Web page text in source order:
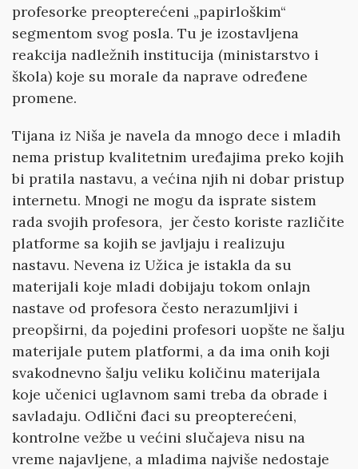
profesorke preopterećeni „papirloškim“
segmentom svog posla. Tu je izostavljena
reakcija nadležnih institucija (ministarstvo i
škola) koje su morale da naprave određene
promene.
Tijana iz Niša je navela da mnogo dece i mladih
nema pristup kvalitetnim uređajima preko kojih
bi pratila nastavu, a većina njih ni dobar pristup
internetu. Mnogi ne mogu da isprate sistem
rada svojih profesora, jer često koriste različite
platforme sa kojih se javljaju i realizuju
nastavu. Nevena iz Užica je istakla da su
materijali koje mladi dobijaju tokom onlajn
nastave od profesora često nerazumljivi i
preopširni, da pojedini profesori uopšte ne šalju
materijale putem platformi, a da ima onih koji
svakodnevno šalju veliku količinu materijala
koje učenici uglavnom sami treba da obrade i
savladaju. Odlični đaci su preopterećeni,
kontrolne vežbe u većini slučajeva nisu na
vreme najavljene, a mladima najviše nedostaje